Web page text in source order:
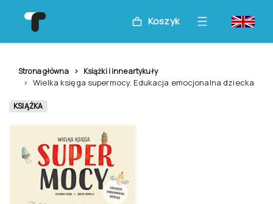
Koszyk
Strona główna Książki i inne artykuły
Wielka księga supermocy. Edukacja emocjonalna dziecka
KSIĄŻKA